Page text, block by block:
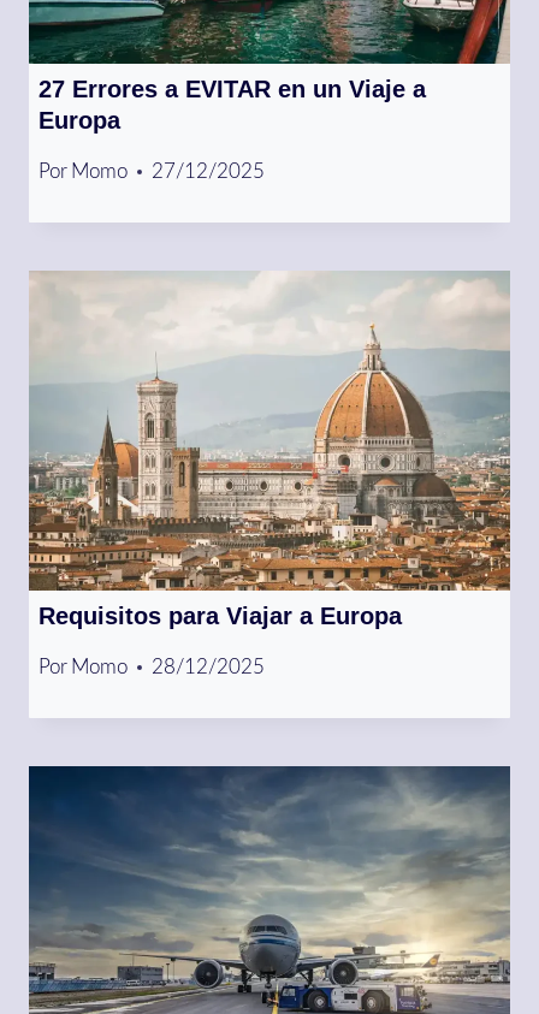
27 Errores a EVITAR en un Viaje a
Europa
Por Momo 27/12/2025
Requisitos para Viajar a Europa
Por Momo 28/12/2025